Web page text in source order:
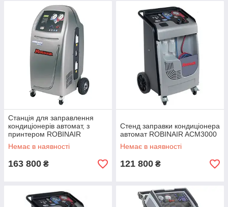
Станція для заправлення
кондиціонерів автомат, з
принтером ROBINAIR
AC690PRO
Немає в наявності
163 800 ₴
Стенд заправки кондиціонера
автомат ROBINAIR ACM3000
Немає в наявності
121 800 ₴